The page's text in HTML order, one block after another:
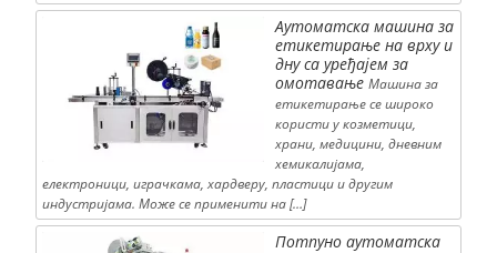
Аутоматска машина за
етикетирање на врху и
дну са уређајем за
омотавање Машина за
етикетирање се широко
користи у козметици,
храни, медицини, дневним
хемикалијама,
електроници, играчкама, хардверу, пластици и другим
индустријама. Може се применити на […]
Потпуно аутоматска